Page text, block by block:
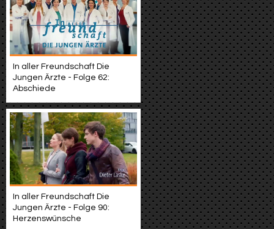
In aller Freundschaft Die
Jungen Ärzte - Folge 62:
Abschiede
In aller Freundschaft Die
Jungen Ärzte - Folge 90:
Herzenswünsche